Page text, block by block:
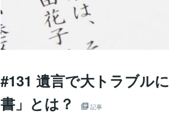
#131 遺言で大トラブル
書」とは？
記事